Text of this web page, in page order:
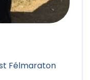
Félmaraton